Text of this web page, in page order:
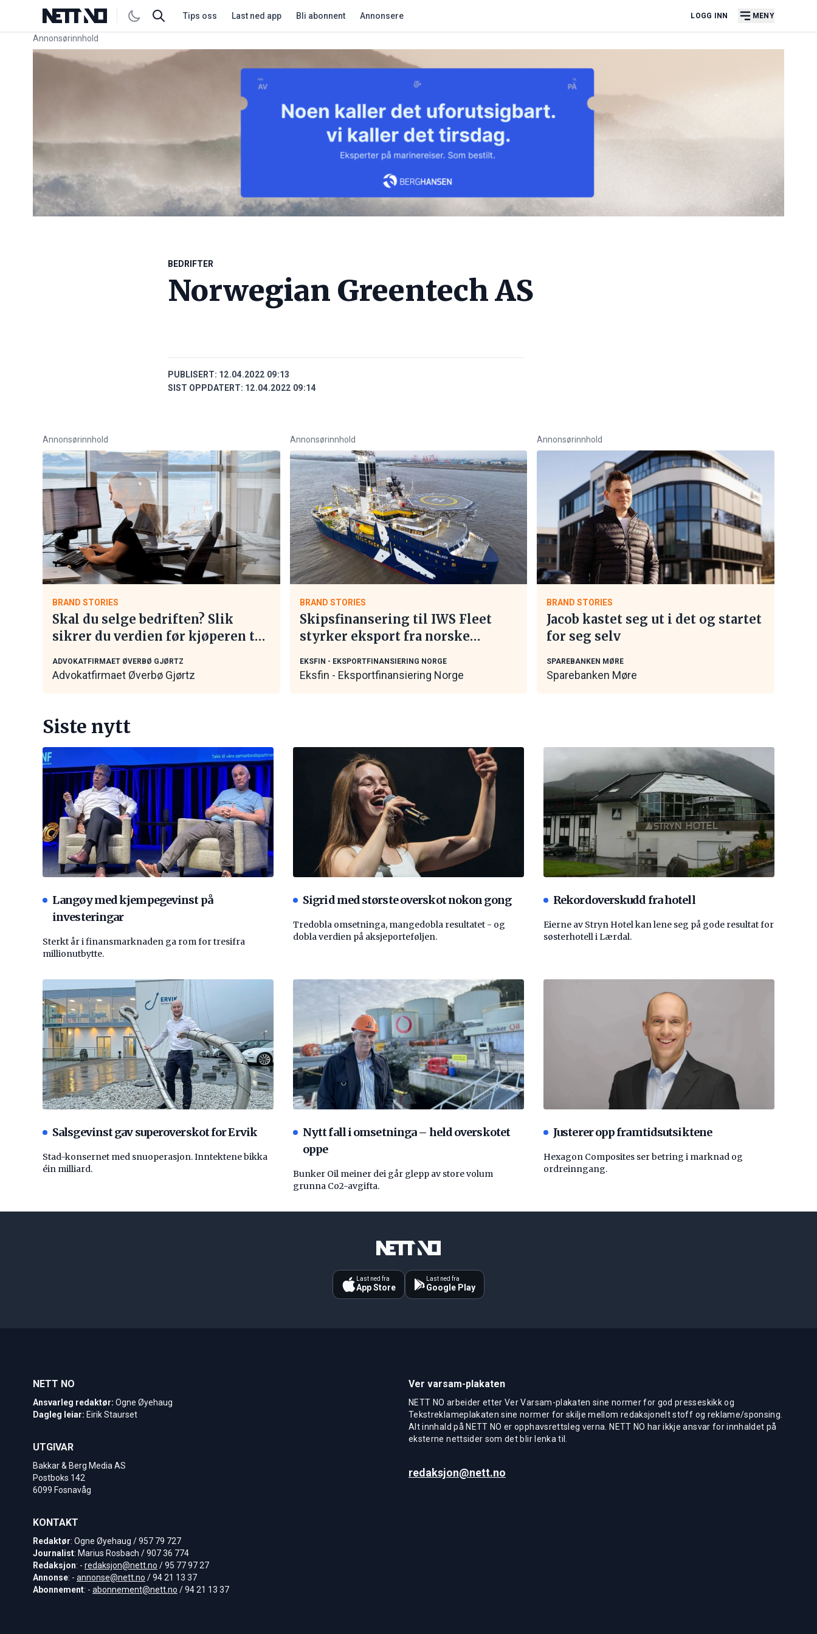
Tips oss Last ned app Bli abonnent Annonsere LOGG INN MENY
Annonsørinnhold
Link for annonse
BEDRIFTER
Norwegian Greentech AS
PUBLISERT: 12.04.2022 09:13
SIST OPPDATERT: 12.04.2022 09:14
Annonsørinnhold
BRAND STORIES
Skal du selge bedriften? Slik
sikrer du verdien før kjøperen tar
ADVOKATFIRMAET ØVERBØ GJØRTZ
Advokatfirmaet Øverbø Gjørtz
Annonsørinnhold
BRAND STORIES
Skipsfinansering til IWS Fleet
styrker eksport fra norske
EKSFIN - EKSPORTFINANSIERING NORGE
Eksfin - Eksportfinansiering Norge
Annonsørinnhold
BRAND STORIES
Jacob kastet seg ut i det og startet
for seg selv
SPAREBANKEN MØRE
Sparebanken Møre
Siste nytt
Langøy med kjempegevinst på
investeringar
Sterkt år i finansmarknaden ga rom for tresifra
millionutbytte.
Sigrid med største overskot nokon gong
Tredobla omsetninga, mangedobla resultatet - og
dobla verdien på aksjeporteføljen.
Rekordoverskudd fra hotell
Eierne av Stryn Hotel kan lene seg på gode resultat for
søsterhotell i Lærdal.
Salsgevinst gav superoverskot for Ervik
Stad-konsernet med snuoperasjon. Inntektene bikka
éin milliard.
Nytt fall i omsetninga – held overskotet
oppe
Bunker Oil meiner dei går glepp av store volum
grunna Co2-avgifta.
Justerer opp framtidsutsiktene
Hexagon Composites ser betring i marknad og
ordreinngang.
Last ned fra
App Store
Last ned fra
Google Play
NETT NO
Ansvarleg redaktør: Ogne Øyehaug
Dagleg leiar: Eirik Staurset
UTGIVAR
Bakkar & Berg Media AS
Postboks 142
6099 Fosnavåg
KONTAKT
Redaktør: Ogne Øyehaug / 957 79 727
Journalist: Marius Rosbach / 907 36 774
Redaksjon: - redaksjon@nett.no / 95 77 97 27
Annonse: - annonse@nett.no / 94 21 13 37
Abonnement: - abonnement@nett.no / 94 21 13 37
Ver varsam-plakaten
NETT NO arbeider etter Ver Varsam-plakaten sine normer for god presseskikk og
Tekstreklameplakaten sine normer for skilje mellom redaksjonelt stoff og reklame/sponsing.
Alt innhald på NETT NO er opphavsrettsleg verna. NETT NO har ikkje ansvar for innhaldet på
eksterne nettsider som det blir lenka til.
redaksjon@nett.no